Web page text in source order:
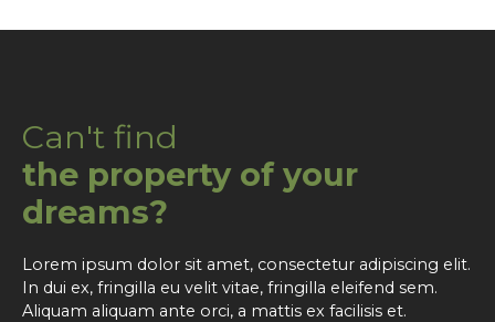
Can't find
the property of your
dreams?
Lorem ipsum dolor sit amet, consectetur adipiscing elit.
In dui ex, fringilla eu velit vitae, fringilla eleifend sem.
Aliquam aliquam ante orci, a mattis ex facilisis et.